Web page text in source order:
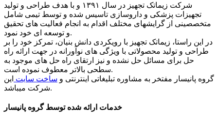
شرکت زیماتک تجهیز در سال ۱۳۹۱ و با هدف طراحی و تولید
تجهیزات پزشکی و داروسازی تاسیس شده و توسط تیمی شامل
متخصصینی از گرایشهای مختلف اقدام به انجام فعالیت های تحقیق
و توسعه ای خود نمود.
در این راستا، زیماتک تجهیز با رویکردی دانش بنیان، تمرکز خود را بر
طراحی و تولید محصولاتی با ویژگی های نوآورانه در جهت ارائه راه
حل برای مسائل حل نشده و نیز ارتقای راه حل های موجود به
سطحی بالاتر معطوف نموده است.
گروه پانیسار مفتخر به مشاوره تبلیغاتی اینترنتی و ساخت سایت این
شرکت میباشد.
خدمات ارائه شده توسط گروه پانیسار